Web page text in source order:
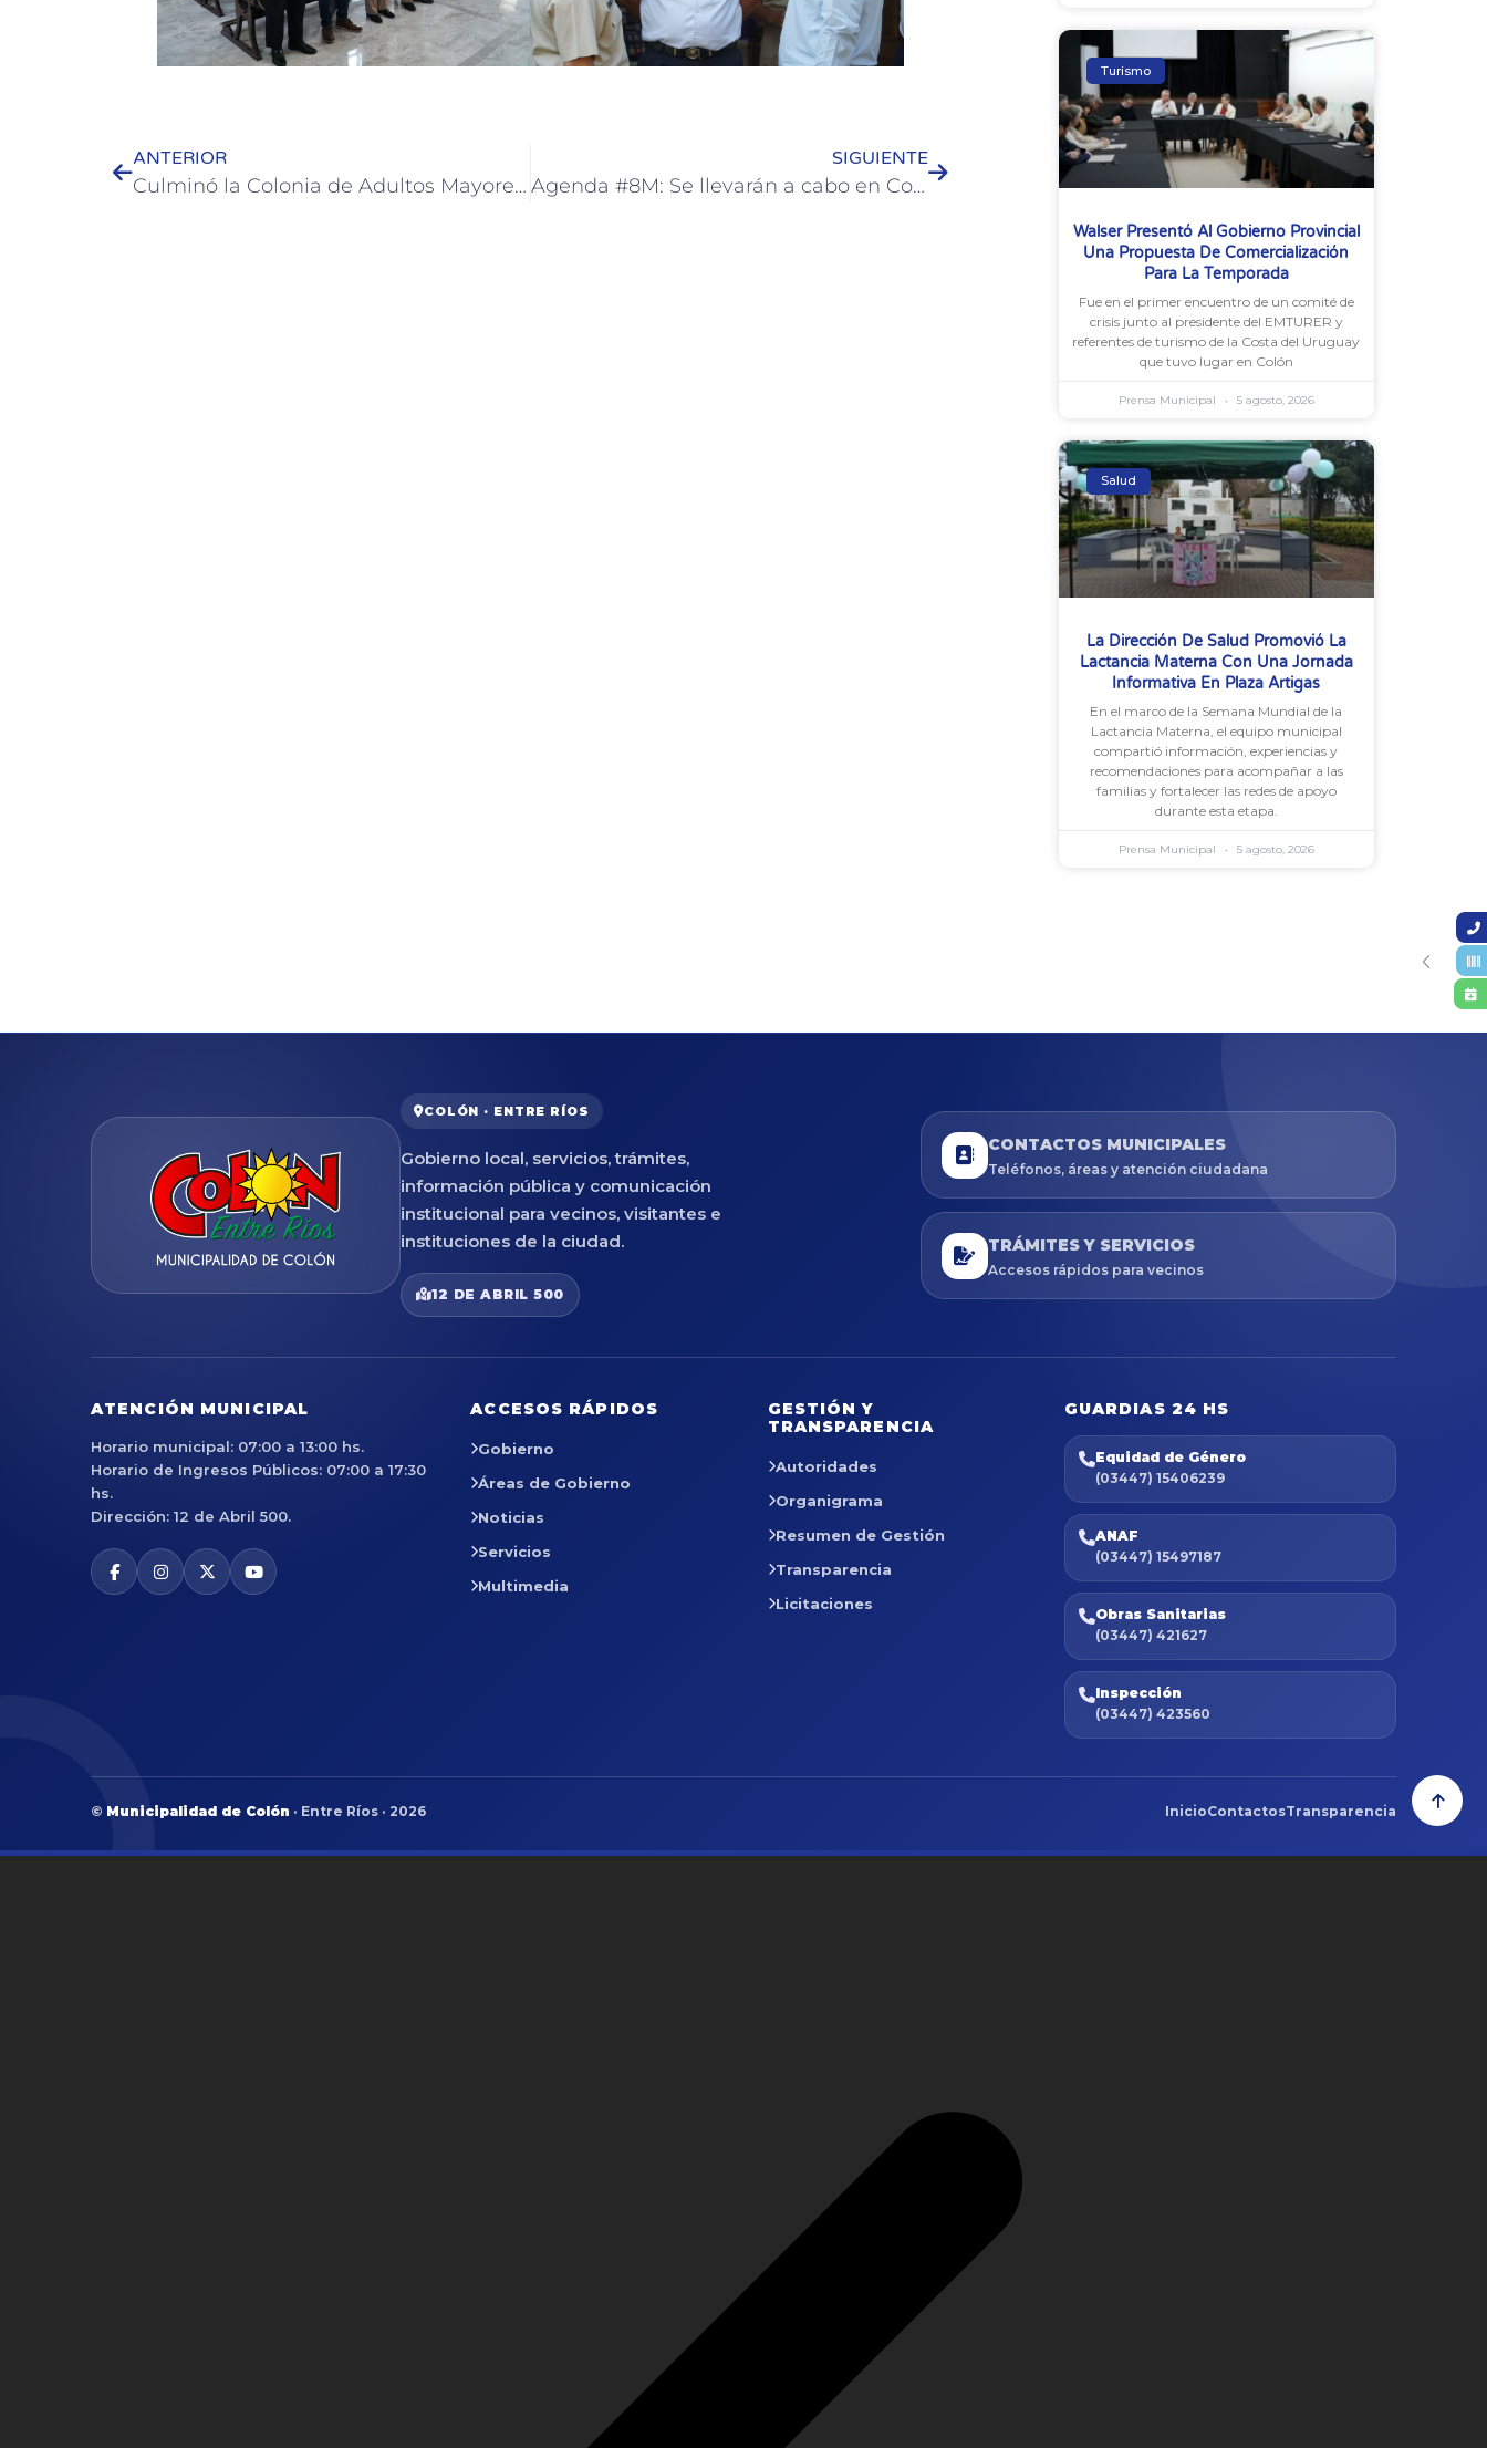
ANTERIOR
Culminó la Colonia de Adultos Mayores de Colón
SIGUIENTE
Agenda #8M: Se llevarán a cabo en Colón actividades por el Día Internacional de la Mujer
Turismo
Walser Presentó Al Gobierno Provincial
Una Propuesta De Comercialización
Para La Temporada
Fue en el primer encuentro de un comité de
crisis junto al presidente del EMTURER y
referentes de turismo de la Costa del Uruguay
que tuvo lugar en Colón
Prensa Municipal 5 agosto, 2026
Salud
La Dirección De Salud Promovió La
Lactancia Materna Con Una Jornada
Informativa En Plaza Artigas
En el marco de la Semana Mundial de la
Lactancia Materna, el equipo municipal
compartió información, experiencias y
recomendaciones para acompañar a las
familias y fortalecer las redes de apoyo
durante esta etapa.
Prensa Municipal 5 agosto, 2026
COLÓN · ENTRE RÍOS
Gobierno local, servicios, trámites,
información pública y comunicación
institucional para vecinos, visitantes e
instituciones de la ciudad.
12 DE ABRIL 500
CONTACTOS MUNICIPALES
Teléfonos, áreas y atención ciudadana
TRÁMITES Y SERVICIOS
Accesos rápidos para vecinos
ATENCIÓN MUNICIPAL
Horario municipal: 07:00 a 13:00 hs.
Horario de Ingresos Públicos: 07:00 a 17:30
hs.
Dirección: 12 de Abril 500.
ACCESOS RÁPIDOS
Gobierno
Áreas de Gobierno
Noticias
Servicios
Multimedia
GESTIÓN Y
TRANSPARENCIA
Autoridades
Organigrama
Resumen de Gestión
Transparencia
Licitaciones
GUARDIAS 24 HS
Equidad de Género
(03447) 15406239
ANAF
(03447) 15497187
Obras Sanitarias
(03447) 421627
Inspección
(03447) 423560
© Municipalidad de Colón · Entre Ríos · 2026 InicioContactosTransparencia